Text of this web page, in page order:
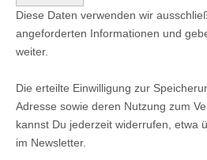
Diese Daten verwenden wir
angeforderten Informationen und
weiter.
Die erteilte Einwilligung zur
Adresse sowie deren Nutzung zum
kannst Du jederzeit widerrufen, etwa
im Newsletter.